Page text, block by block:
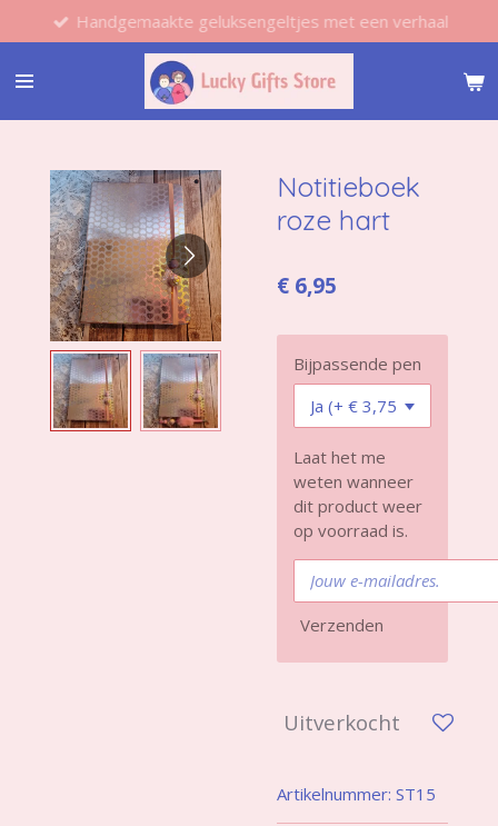
direct
naar
hoofdinhoud
Handgemaakte geluksengeltjes met een verhaal
Notitieboek
roze hart
€ 6,95
Bijpassende pen
Laat het me
weten wanneer
dit product weer
op voorraad is.
Verzenden
Uitverkocht
Artikelnummer: ST15